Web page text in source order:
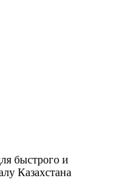
быстрого и
Казахстана